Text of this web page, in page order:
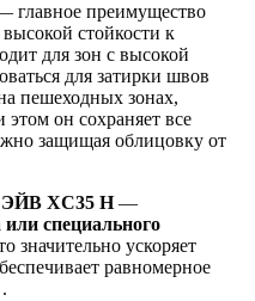
главное преимущество
стойкости к
для зон с высокой
для затирки швов
пешеходных зонах,
он сохраняет все
защищая облицовку от
XC35 Н—
или специального
значительно ускоряет
равномерное